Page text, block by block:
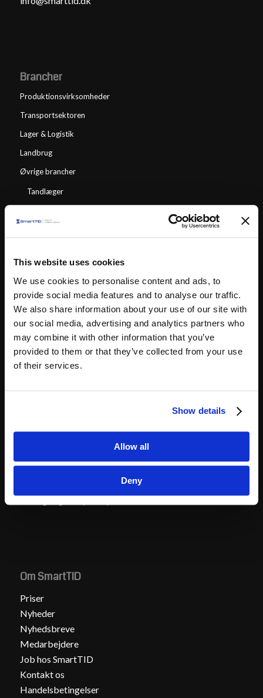
This website uses cookies
We use cookies to personalise content and ads, to
provide social media features and to analyse our traffic.
We also share information about your use of our site with
our social media, advertising and analytics partners who
may combine it with other information that you’ve
provided to them or that they’ve collected from your use
of their services.
Show details
Allow all
Deny
Brancher
Produktionsvirksomheder
Transportsektoren
Lager & Logistik
Landbrug
Øvrige brancher
Tandlæger
Moduler
SmartTID Team Planlægning
SmartPunkt
bedste overenskomstmotor
30 dages gratis prøveperiode
Om SmartTID
Priser
Nyheder
Nyhedsbreve
Medarbejdere
Job hos SmartTID
Kontakt os
Handelsbetingelser